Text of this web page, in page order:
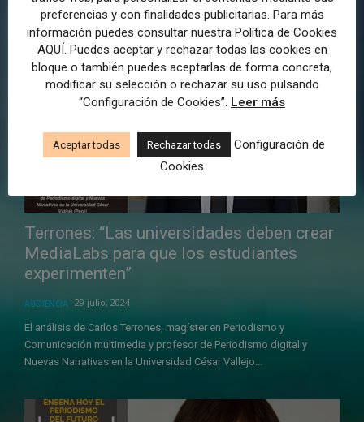
último año de Daniel Barredo Ibáñez, doctor en...
Terrones: “Las universidades deben crear
MediaLabs para que los estudiantes
experimenten”
AUDIENCIA 29 julio, 2024
El análisis de Carlos Terrones, magíster en Periodismo y
Comunicación multimedia y profesor de Periodismo digital y
Nuevas Narrativas en la Universidad César Vallejo...
preferencias y con finalidades publicitarias. Para más
información puedes consultar nuestra Política de Cookies
AQUÍ. Puedes aceptar y rechazar todas las cookies en
bloque o también puedes aceptarlas de forma concreta,
modificar su selección o rechazar su uso pulsando
“Configuración de Cookies”. Leer más
Aceptar todas Rechazar todas
Configuración de
Cookies